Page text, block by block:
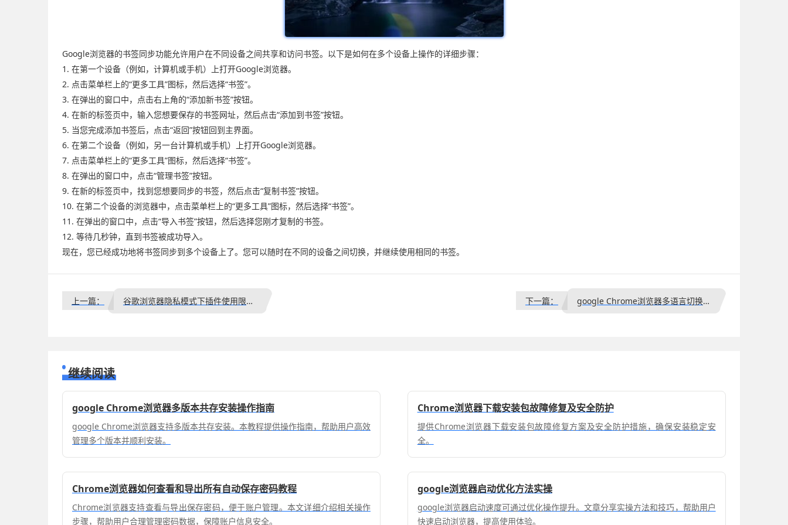
Google浏览器的书签同步功能允许用户在不同设备之间共享和访问书签。以下是如何在多个设备上操作的详细步骤：
1. 在第一个设备（例如，计算机或手机）上打开Google浏览器。
2. 点击菜单栏上的“更多工具”图标，然后选择“书签”。
3. 在弹出的窗口中，点击右上角的“添加新书签”按钮。
4. 在新的标签页中，输入您想要保存的书签网址，然后点击“添加到书签”按钮。
5. 当您完成添加书签后，点击“返回”按钮回到主界面。
6. 在第二个设备（例如，另一台计算机或手机）上打开Google浏览器。
7. 点击菜单栏上的“更多工具”图标，然后选择“书签”。
8. 在弹出的窗口中，点击“管理书签”按钮。
9. 在新的标签页中，找到您想要同步的书签，然后点击“复制书签”按钮。
10. 在第二个设备的浏览器中，点击菜单栏上的“更多工具”图标，然后选择“书签”。
11. 在弹出的窗口中，点击“导入书签”按钮，然后选择您刚才复制的书签。
12. 等待几秒钟，直到书签被成功导入。
现在，您已经成功地将书签同步到多个设备上了。您可以随时在不同的设备之间切换，并继续使用相同的书签。
上一篇： 谷歌浏览器隐私模式下插件使用限制说明 下一篇： google Chrome浏览器多语言切换设置及使用技巧
继续阅读
google Chrome浏览器多版本共存安装操作指南
google Chrome浏览器支持多版本共存安装。本教程提供操作指南，帮助用户高效
管理多个版本并顺利安装。
Chrome浏览器下载安装包故障修复及安全防护
提供Chrome浏览器下载安装包故障修复方案及安全防护措施，确保安装稳定安
全。
Chrome浏览器如何查看和导出所有自动保存密码教程
Chrome浏览器支持查看与导出保存密码，便于账户管理。本文详细介绍相关操作
步骤，帮助用户合理管理密码数据，保障账户信息安全。
google浏览器启动优化方法实操
google浏览器启动速度可通过优化操作提升。文章分享实操方法和技巧，帮助用户
快速启动浏览器，提高使用体验。